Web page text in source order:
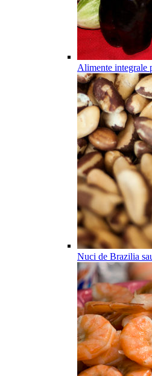
Alimente integrale
Nuci de Brazilia